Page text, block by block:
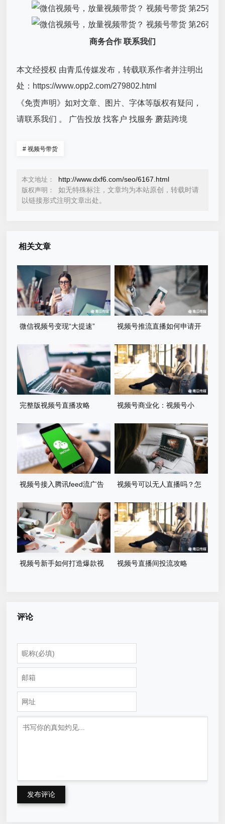
商务合作 联系我们
本文经授权 由青瓜传媒发布，转载联系作者并注明出
处：https://www.opp2.com/279802.html
《免责声明》如对文章、图片、字体等版权有疑问，
请联系我们 。 广告投放 找客户 找服务 蘑菇跨境
# 视频号带货
本文地址： http://www.dxf6.com/seo/6167.html
版权声明：
如无特殊标注，文章均为本站原创，转载时请
以链接形式注明文章出处。
相关文章
微信视频号变现“大提速”
视频号推流直播如何申请开
通？
完整版视频号直播攻略
视频号商业化：视频号小
店，原生feeds广告
视频号接入腾讯feed流广告
视频号可以无人直播吗？怎
么做？
视频号新手如何打造爆款视
视频号直播间投流攻略
评论
发布评论